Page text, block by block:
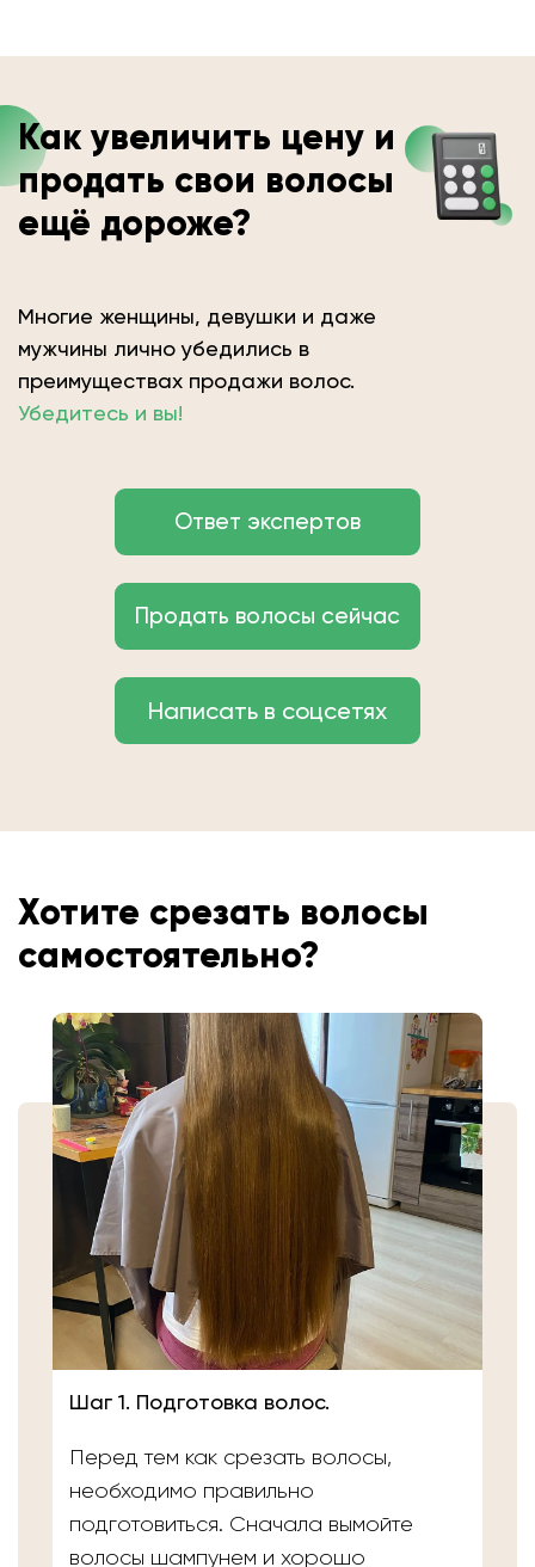
Как увеличить цену и
продать свои волосы
ещё дороже?
Многие женщины, девушки и даже
мужчины лично убедились в
преимуществах продажи волос.
Убедитесь и вы!
Ответ экспертов
Продать волосы сейчас
Написать в соцсетях
Хотите срезать волосы
самостоятельно?
Шаг 1. Подготовка волос.
Перед тем как срезать волосы,
необходимо правильно
подготовиться. Сначала вымойте
волосы шампунем и хорошо